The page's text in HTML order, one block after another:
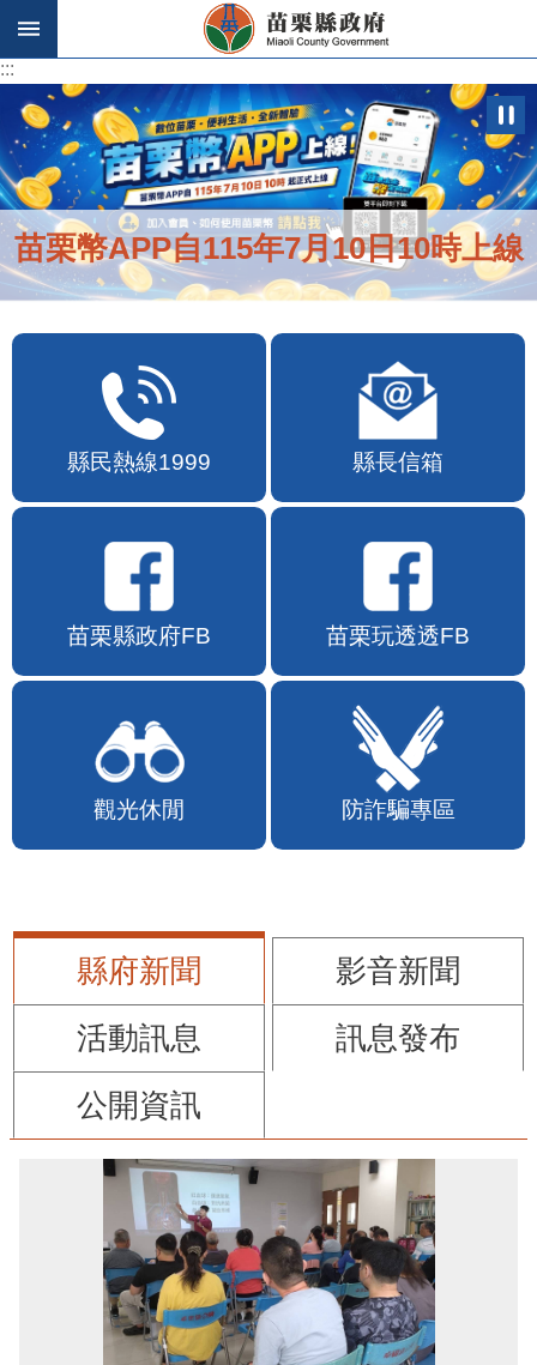
跳到主要內容區塊
:::
苗栗幣APP自115年7月10日10時上線
縣民熱線1999 縣長信箱
苗栗縣政府FB 苗栗玩透透FB
觀光休閒 防詐騙專區
縣府新聞
影音新聞
活動訊息
訊息發布
公開資訊